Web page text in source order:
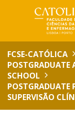
FCSE-CATÓLICA
POSTGRADUATE
SCHOOL
POSTGRADUATE
SUPERVISÃO